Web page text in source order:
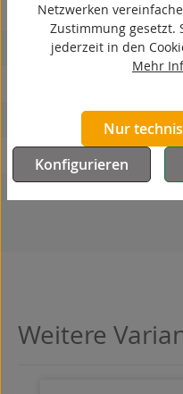
korrosionsbeständig
hitzebeständig
Produkttyp
Material Gehäuse
Produktgalerie
Weitere
Netzwerken
Zustimmung gesetzt.
jederzeit in den
Mehr
Nur
Konfigurieren